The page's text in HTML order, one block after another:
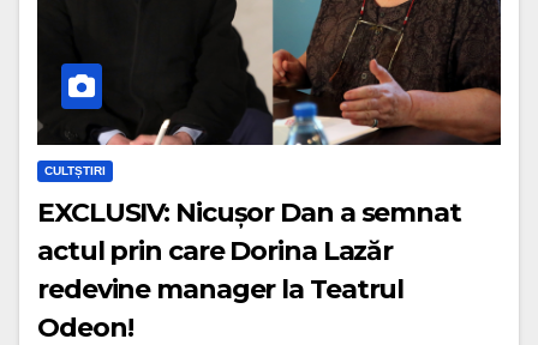
CULTȘTIRI
EXCLUSIV: Nicușor Dan a semnat
actul prin care Dorina Lazăr
redevine manager la Teatrul
Odeon!